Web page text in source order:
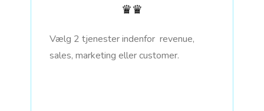
♛♛
Vælg 2 tjenester indenfor revenue,
sales, marketing eller customer.